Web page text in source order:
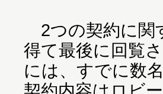
2つの契約に関
得て最後に回覧
には、すでに数